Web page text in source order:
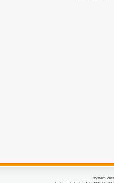
system